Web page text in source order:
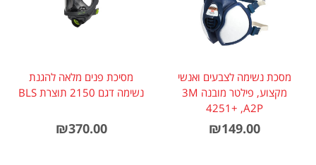
מסכת נשימה לצבעים ואנשי
מקצוע, פילטר מובנה 3M
4251+ ,A2P
₪149.00
מסיכת פנים מלאה להגנת
נשימה דגם 2150 תוצרת BLS
₪370.00